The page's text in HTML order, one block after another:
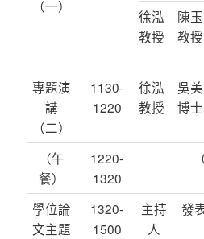
（一）
徐泓
教授
陳
教授
專題演
講
（二）
1130-
1220
徐泓
教授
吳
博士
（午
餐）
1220-
1320
學位論
文主題
1320-
1500
主持
人
發